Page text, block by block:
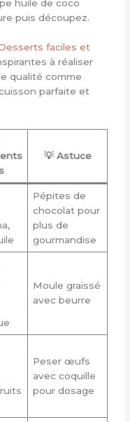
huile de coco
puis découpez.
faciles et
à réaliser
qualité comme
parfaite et
💡 Astuce
Pépites de
chocolat pour
plus de
gourmandise
Moule graissé
avec beurre
Peser œufs
avec coquille
pour dosage